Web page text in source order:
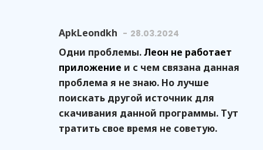
ApkLeondkh 28.03.2024
Одни проблемы.Леон не работает
приложение и с чем связана данная
проблема я не знаю. Но лучше
поискать другой источник для
скачивания данной программы. Тут
тратить свое время не советую.